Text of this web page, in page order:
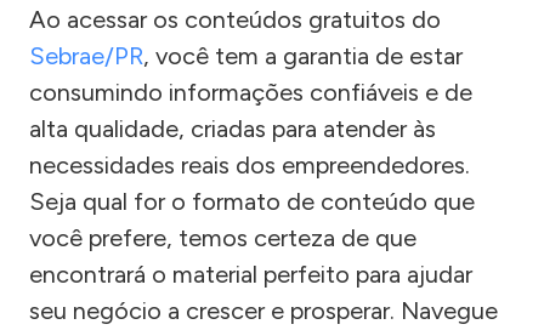
Ao acessar os conteúdos gratuitos do
Sebrae/PR, você tem a garantia de estar
consumindo informações confiáveis e de
alta qualidade, criadas para atender às
necessidades reais dos empreendedores.
Seja qual for o formato de conteúdo que
você prefere, temos certeza de que
encontrará o material perfeito para ajudar
seu negócio a crescer e prosperar. Navegue